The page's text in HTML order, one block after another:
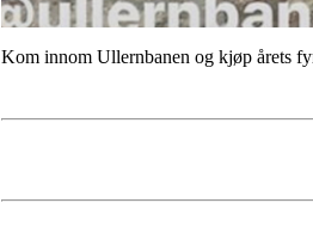
Kom innom Ullernbanen og kjøp årets